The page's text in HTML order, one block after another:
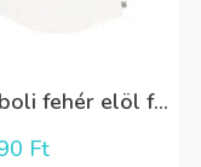
Boboli fehér elöl fekete tüll+gyöngyös csini póló
Ft